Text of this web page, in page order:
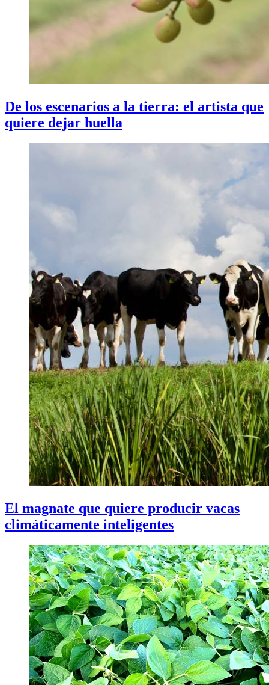
De los escenarios a la tierra: el artista que
quiere dejar huella
El magnate que quiere producir vacas
climáticamente inteligentes